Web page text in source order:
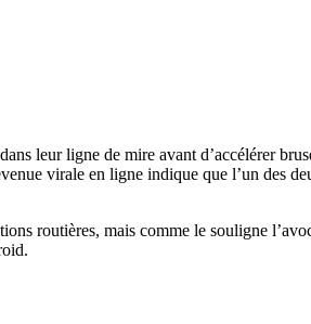
leur ligne de mire avant d’accélérer
virale en ligne indique que l’un des
routières, mais comme le souligne